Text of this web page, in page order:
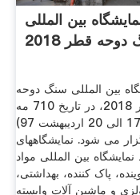
بین المللی
قطر 2018
بین المللی سنگ دوحه
قطر 2018، در تاریخ 710 مه
(17 الی 20 اردیبهشت 97)
می شود. نمایشگاههای
بین المللی مواد
پاک کننده، بهداشتی،
و ماشین آلات وابسته